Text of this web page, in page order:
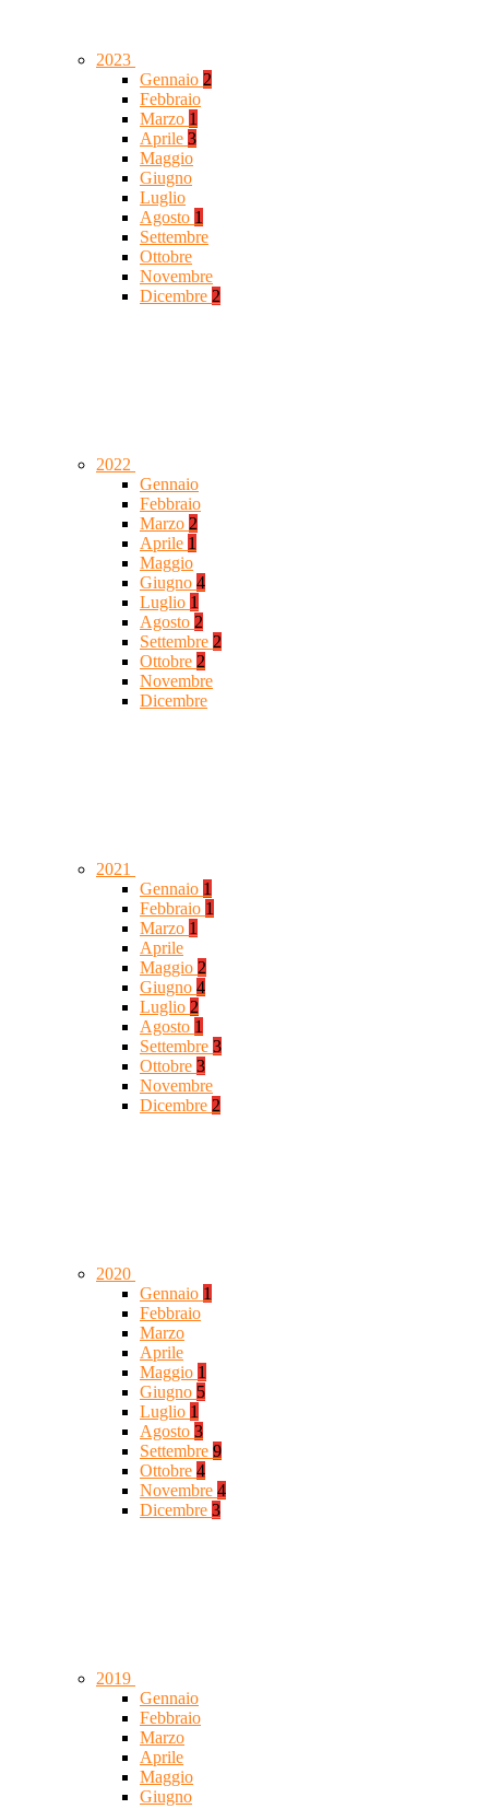
2023
Gennaio 2
Febbraio
Marzo 1
Aprile 3
Maggio
Giugno
Luglio
Agosto 1
Settembre
Ottobre
Novembre
Dicembre 2
2022
Gennaio
Febbraio
Marzo 2
Aprile 1
Maggio
Giugno 4
Luglio 1
Agosto 2
Settembre 2
Ottobre 2
Novembre
Dicembre
2021
Gennaio 1
Febbraio 1
Marzo 1
Aprile
Maggio 2
Giugno 4
Luglio 2
Agosto 1
Settembre 3
Ottobre 3
Novembre
Dicembre 2
2020
Gennaio 1
Febbraio
Marzo
Aprile
Maggio 1
Giugno 5
Luglio 1
Agosto 3
Settembre 9
Ottobre 4
Novembre 4
Dicembre 3
2019
Gennaio
Febbraio
Marzo
Aprile
Maggio
Giugno